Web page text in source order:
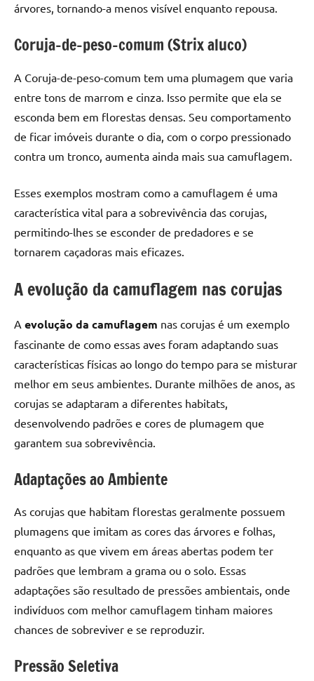
árvores, tornando-a menos visível enquanto repousa.
Coruja-de-peso-comum (Strix aluco)
A Coruja-de-peso-comum tem uma plumagem que varia
entre tons de marrom e cinza. Isso permite que ela se
esconda bem em florestas densas. Seu comportamento
de ficar imóveis durante o dia, com o corpo pressionado
contra um tronco, aumenta ainda mais sua camuflagem.
Esses exemplos mostram como a camuflagem é uma
característica vital para a sobrevivência das corujas,
permitindo-lhes se esconder de predadores e se
tornarem caçadoras mais eficazes.
A evolução da camuflagem nas corujas
A evolução da camuflagem nas corujas é um exemplo
fascinante de como essas aves foram adaptando suas
características físicas ao longo do tempo para se misturar
melhor em seus ambientes. Durante milhões de anos, as
corujas se adaptaram a diferentes habitats,
desenvolvendo padrões e cores de plumagem que
garantem sua sobrevivência.
Adaptações ao Ambiente
As corujas que habitam florestas geralmente possuem
plumagens que imitam as cores das árvores e folhas,
enquanto as que vivem em áreas abertas podem ter
padrões que lembram a grama ou o solo. Essas
adaptações são resultado de pressões ambientais, onde
indivíduos com melhor camuflagem tinham maiores
chances de sobreviver e se reproduzir.
Pressão Seletiva